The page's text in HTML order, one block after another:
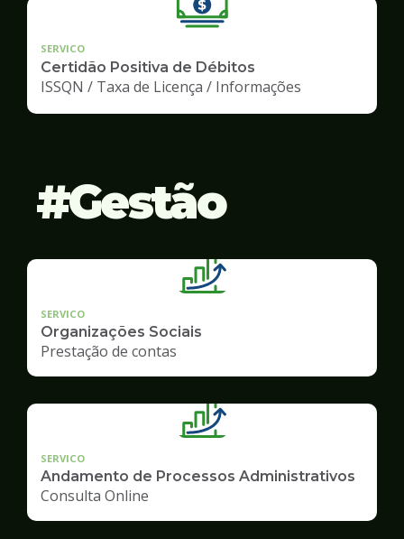
SERVICO
Certidão Positiva de Débitos
ISSQN / Taxa de Licença / Informações
Gestão
SERVICO
Organizações Sociais
Prestação de contas
SERVICO
Andamento de Processos Administrativos
Consulta Online